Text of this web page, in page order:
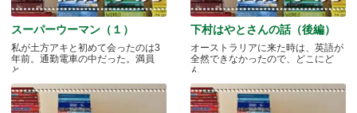
スーパーウーマン（１）
私が土方アキと初めて会ったのは3
年前。通勤電車の中だった。満員
と.....
下村はやとさんの話（後編）
オーストラリアに来た時は、英語が
全然できなかったので、どこにど
ん.....